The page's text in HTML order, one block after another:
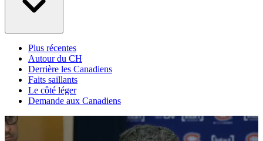
Plus récentes
Autour du CH
Derrière les Canadiens
Faits saillants
Le côté léger
Demande aux Canadiens